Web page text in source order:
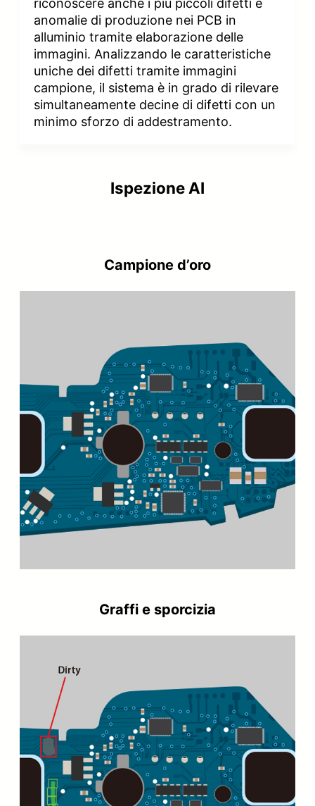
riconoscere anche i più piccoli difetti e
anomalie di produzione nei PCB in
alluminio tramite elaborazione delle
immagini. Analizzando le caratteristiche
uniche dei difetti tramite immagini
campione, il sistema è in grado di rilevare
simultaneamente decine di difetti con un
minimo sforzo di addestramento.
Ispezione AI
Campione d’oro
Graffi e sporcizia